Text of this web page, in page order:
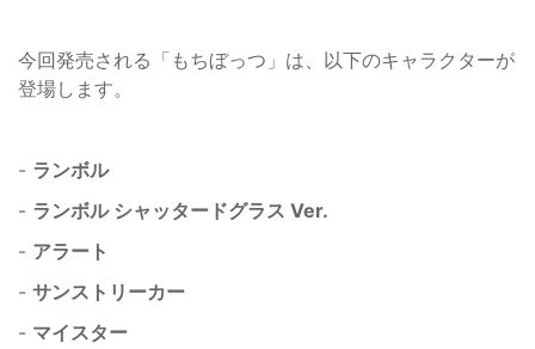
今回発売される「もちぼっつ」は、以下のキャラクターが
登場します。
- ランボル
- ランボル シャッタードグラス Ver.
- アラート
- サンストリーカー
- マイスター